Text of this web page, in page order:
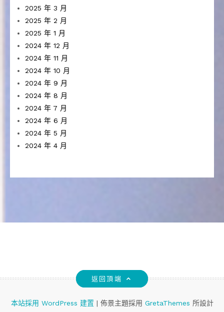
2025 年 3 月
2025 年 2 月
2025 年 1 月
2024 年 12 月
2024 年 11 月
2024 年 10 月
2024 年 9 月
2024 年 8 月
2024 年 7 月
2024 年 6 月
2024 年 5 月
2024 年 4 月
返回頂端
本站採用 WordPress 建置 | 佈景主題採用 GretaThemes 所設計